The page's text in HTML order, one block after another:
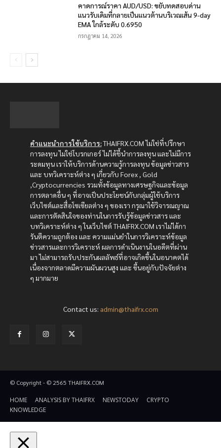
คาดการณ์ราคา AUD/USD: ขยับทดสอบด่าน
แนวรับเดิมที่กลายเป็นแนวต้านบริเวณเส้น 9-day
EMA ใกล้ระดับ 0.6950
กรกฎาคม 14, 2026
คำแนะนำการใช้บริการ:THAIFRX.COM ไม่ใช่ที่ปรึกษา
การลงทุน ไม่ใช่โบรกเกอร์ ไม่ได้ชี้นำการลงทุน และไม่มีการ
ระดมทุน เราให้บริการด้านความรู้การลงทุน ข้อมูลข่าวสาร
และ บทวิเคราะห์ต่าง ๆ เกี่ยวกับ Forex , Gold
,Cryptocurrencies รวมทั้งข้อมูลทางเศรษฐกิจและข้อมูล
การตลาดอื่น ๆ ที่อาจเป็นประโยชน์กับกลุ่มผู้ใช้บริการ
เว็บไซต์และสื่อโซเซียลต่าง ๆ ของเรา กรุณาใช้วิจารณญาณ
และการตัดสินใจของท่านในการรับรู้ข้อมูลข่าวสาร และ
บทวิเคราะห์ต่าง ๆ ในเว็บไซต์ THAIFRX.COM เราไม่ได้กา
รันตีความถูกต้อง และ ความแม่นยำในการวิเคราะห์ข้อมูล
ข่าวสารและการวิเคราะห์ ผลการดำเนินงานในอดีตที่ผ่าน
มา ไม่สามารถรับประกันผลลัพธ์ที่อาจเกิดขึ้นในอนาคตได้
เนื่องจากตลาดมีความผันผวนสูง และ ขึ้นอยู่กับปัจจัยต่าง
ๆ มากมาย
Contact us: admin@thaifrx.com
© Copyright - © 2565 THAIFRX.COM
HOME ANALYSIS BY THAIFRX NEWSTODAY
CRYPTO
KNOWLEDGE